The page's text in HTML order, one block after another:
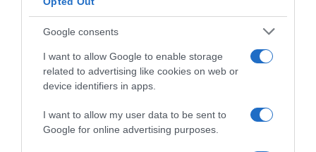
Google consents
I want to allow Google to enable storage
related to advertising like cookies on web or
device identifiers in apps.
I want to allow my user data to be sent to
Google for online advertising purposes.
12.02.2022 - 13:39